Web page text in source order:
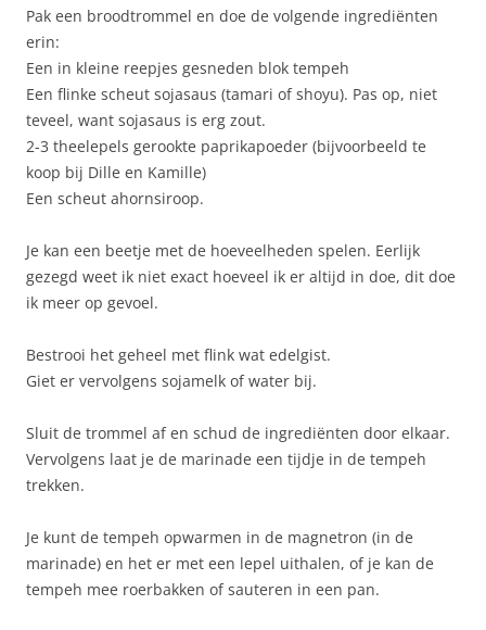
Pak een broodtrommel en doe de volgende ingrediënten
erin:
Een in kleine reepjes gesneden blok tempeh
Een flinke scheut sojasaus (tamari of shoyu). Pas op, niet
teveel, want sojasaus is erg zout.
2-3 theelepels gerookte paprikapoeder (bijvoorbeeld te
koop bij Dille en Kamille)
Een scheut ahornsiroop.
Je kan een beetje met de hoeveelheden spelen. Eerlijk
gezegd weet ik niet exact hoeveel ik er altijd in doe, dit doe
ik meer op gevoel.
Bestrooi het geheel met flink wat edelgist.
Giet er vervolgens sojamelk of water bij.
Sluit de trommel af en schud de ingrediënten door elkaar.
Vervolgens laat je de marinade een tijdje in de tempeh
trekken.
Je kunt de tempeh opwarmen in de magnetron (in de
marinade) en het er met een lepel uithalen, of je kan de
tempeh mee roerbakken of sauteren in een pan.